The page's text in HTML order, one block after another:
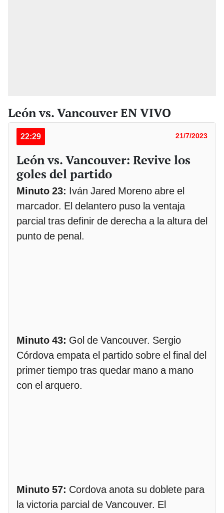
León vs. Vancouver EN VIVO
22:29 21/7/2023
León vs. Vancouver: Revive los
goles del partido
Minuto 23: Iván Jared Moreno abre el
marcador. El delantero puso la ventaja
parcial tras definir de derecha a la altura del
punto de penal.
Minuto 43: Gol de Vancouver. Sergio
Córdova empata el partido sobre el final del
primer tiempo tras quedar mano a mano
con el arquero.
Minuto 57: Cordova anota su doblete para
la victoria parcial de Vancouver. El